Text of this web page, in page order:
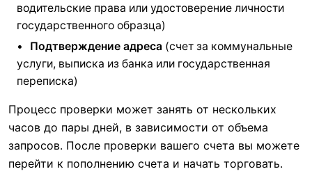
водительские права или удостоверение личности
государственного образца)
Подтверждение адреса (счет за коммунальные
услуги, выписка из банка или государственная
переписка)
Процесс проверки может занять от нескольких
часов до пары дней, в зависимости от объема
запросов. После проверки вашего счета вы можете
перейти к пополнению счета и начать торговать.